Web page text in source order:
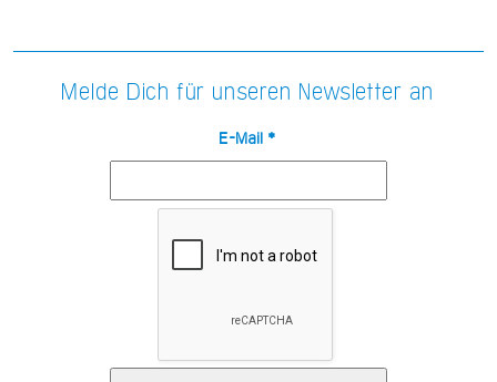
Melde Dich für unseren Newsletter an
E-Mail*